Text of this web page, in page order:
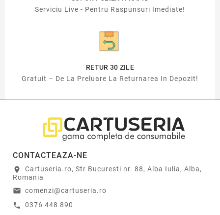
Serviciu Live - Pentru Raspunsuri Imediate!
RETUR 30 ZILE
Gratuit – De La Preluare La Returnarea In Depozit!
CONTACTEAZA-NE
location_on
Cartuseria.ro, Str Bucuresti nr. 88, Alba Iulia, Alba,
Romania
email comenzi@cartuseria.ro
call 0376 448 890